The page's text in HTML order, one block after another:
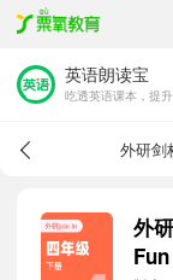
英语朗读宝
吃透英语课本，提
外研剑
外